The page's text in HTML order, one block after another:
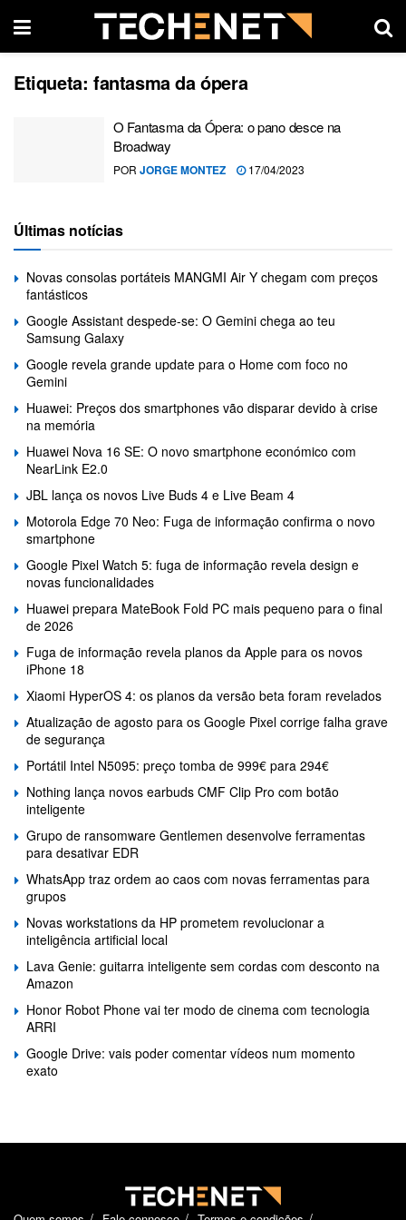
Etiqueta: fantasma da ópera
O Fantasma da Ópera: o pano desce na
Broadway
POR JORGE MONTEZ 17/04/2023
Últimas notícias
Novas consolas portáteis MANGMI Air Y chegam com preços
fantásticos
Google Assistant despede-se: O Gemini chega ao teu
Samsung Galaxy
Google revela grande update para o Home com foco no
Gemini
Huawei: Preços dos smartphones vão disparar devido à crise
na memória
Huawei Nova 16 SE: O novo smartphone económico com
NearLink E2.0
JBL lança os novos Live Buds 4 e Live Beam 4
Motorola Edge 70 Neo: Fuga de informação confirma o novo
smartphone
Google Pixel Watch 5: fuga de informação revela design e
novas funcionalidades
Huawei prepara MateBook Fold PC mais pequeno para o final
de 2026
Fuga de informação revela planos da Apple para os novos
iPhone 18
Xiaomi HyperOS 4: os planos da versão beta foram revelados
Atualização de agosto para os Google Pixel corrige falha grave
de segurança
Portátil Intel N5095: preço tomba de 999€ para 294€
Nothing lança novos earbuds CMF Clip Pro com botão
inteligente
Grupo de ransomware Gentlemen desenvolve ferramentas
para desativar EDR
WhatsApp traz ordem ao caos com novas ferramentas para
grupos
Novas workstations da HP prometem revolucionar a
inteligência artificial local
Lava Genie: guitarra inteligente sem cordas com desconto na
Amazon
Honor Robot Phone vai ter modo de cinema com tecnologia
ARRI
Google Drive: vais poder comentar vídeos num momento
exato